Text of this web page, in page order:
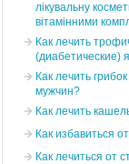
лікувальну
вітамінними
Как лечить
(диабетические)
Как лечить
мужчин?
Как лечить
Как избавиться
Как лечиться от